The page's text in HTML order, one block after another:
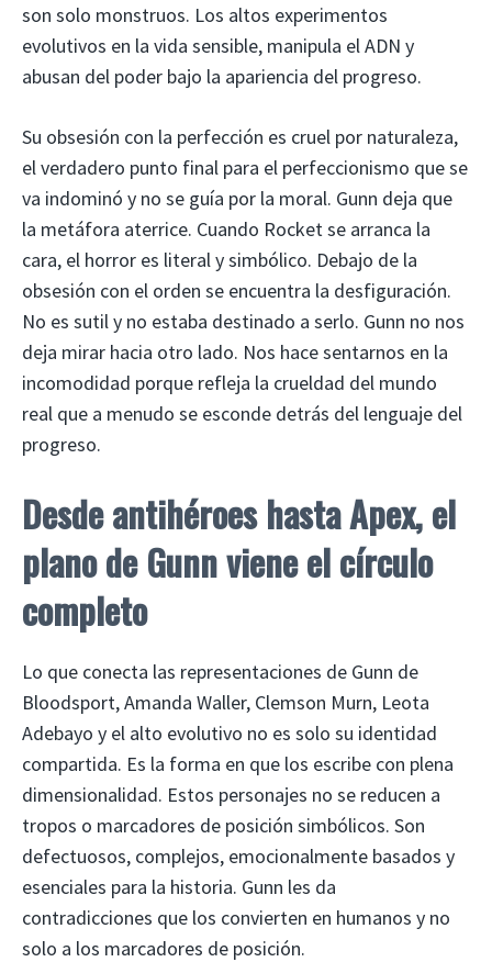
son solo monstruos. Los altos experimentos
evolutivos en la vida sensible, manipula el ADN y
abusan del poder bajo la apariencia del progreso.
Su obsesión con la perfección es cruel por naturaleza,
el verdadero punto final para el perfeccionismo que se
va indominó y no se guía por la moral. Gunn deja que
la metáfora aterrice. Cuando Rocket se arranca la
cara, el horror es literal y simbólico. Debajo de la
obsesión con el orden se encuentra la desfiguración.
No es sutil y no estaba destinado a serlo. Gunn no nos
deja mirar hacia otro lado. Nos hace sentarnos en la
incomodidad porque refleja la crueldad del mundo
real que a menudo se esconde detrás del lenguaje del
progreso.
Desde antihéroes hasta Apex, el
plano de Gunn viene el círculo
completo
Lo que conecta las representaciones de Gunn de
Bloodsport, Amanda Waller, Clemson Murn, Leota
Adebayo y el alto evolutivo no es solo su identidad
compartida. Es la forma en que los escribe con plena
dimensionalidad. Estos personajes no se reducen a
tropos o marcadores de posición simbólicos. Son
defectuosos, complejos, emocionalmente basados y
esenciales para la historia. Gunn les da
contradicciones que los convierten en humanos y no
solo a los marcadores de posición.